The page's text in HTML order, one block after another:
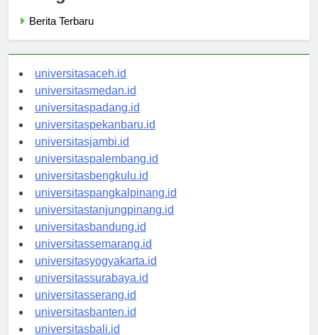
Categories
universitasaceh.id
universitasmedan.id
universitaspadang.id
universitaspekanbaru.id
universitasjambi.id
universitaspalembang.id
universitasbengkulu.id
universitaspangkalpinang.id
universitastanjungpinang.id
universitasbandung.id
universitassemarang.id
universitasyogyakarta.id
universitassurabaya.id
universitasserang.id
universitasbanten.id